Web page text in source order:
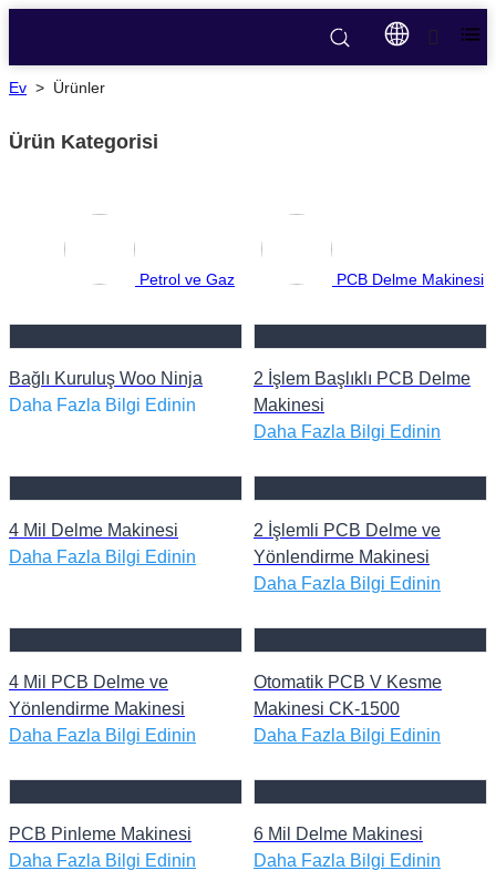
Ev > Ürünler
Ürün Kategorisi
Petrol ve Gaz PCB Delme Makinesi
Bağlı Kuruluş Woo Ninja
Daha Fazla Bilgi Edinin
2 İşlem Başlıklı PCB Delme
Makinesi
Daha Fazla Bilgi Edinin
4 Mil Delme Makinesi
Daha Fazla Bilgi Edinin
2 İşlemli PCB Delme ve
Yönlendirme Makinesi
Daha Fazla Bilgi Edinin
4 Mil PCB Delme ve
Yönlendirme Makinesi
Daha Fazla Bilgi Edinin
Otomatik PCB V Kesme
Makinesi CK-1500
Daha Fazla Bilgi Edinin
PCB Pinleme Makinesi
Daha Fazla Bilgi Edinin
6 Mil Delme Makinesi
Daha Fazla Bilgi Edinin